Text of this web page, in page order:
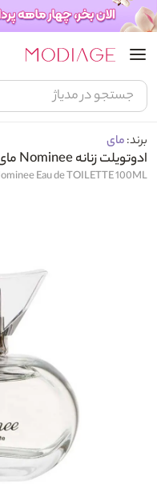
برند:مای
ادوتویلت زنانه Nominee مای My
Eau de TOILETTE 100ML